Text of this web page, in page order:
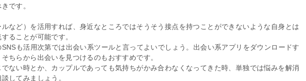
です。
など）を活用すれば、身近なところではそうそう接点を持つことができないような自身とは
ることが可能です。
も活用次第では出会い系ツールと言ってよいでしょう。出会い系アプリをダウンロードす
ちらから出会いを見つけるのもおすすめです。
ない時とか、カップルであっても気持ちがかみ合わなくなってきた時、単独では悩みを解消
してみましょう。